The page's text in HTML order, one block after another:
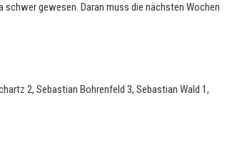
gewesen. Daran muss die nächsten Wochen
2, Sebastian Bohrenfeld 3, Sebastian Wald 1,